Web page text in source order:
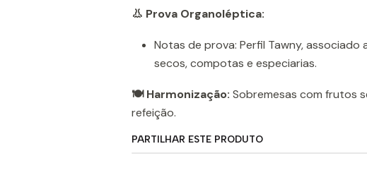
👃 Prova Organoléptica:
Notas de prova: Perfil Tawny,
secos, compotas e especiarias.
🍽️ Harmonização: Sobremesas com frutos
refeição.
PARTILHAR ESTE PRODUTO